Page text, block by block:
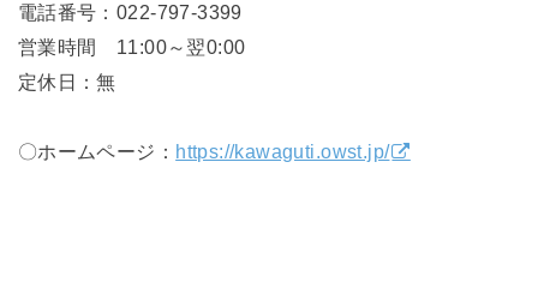
電話番号：022-797-3399
営業時間 11:00～翌0:00
定休日：無
〇ホームページ： https://kawaguti.owst.jp/